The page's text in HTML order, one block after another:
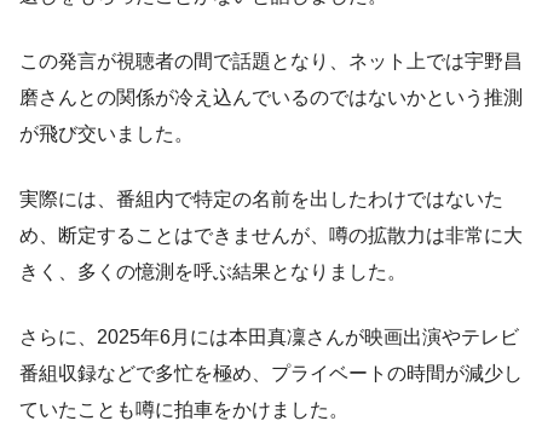
この発言が視聴者の間で話題となり、ネット上では宇野昌
磨さんとの関係が冷え込んでいるのではないかという推測
が飛び交いました。
実際には、番組内で特定の名前を出したわけではないた
め、断定することはできませんが、噂の拡散力は非常に大
きく、多くの憶測を呼ぶ結果となりました。
さらに、2025年6月には本田真凜さんが映画出演やテレビ
番組収録などで多忙を極め、プライベートの時間が減少し
ていたことも噂に拍車をかけました。